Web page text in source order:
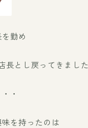
勤め
長とし戻ってきました
・
を持ったのは